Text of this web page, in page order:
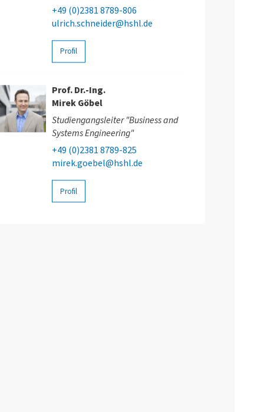
+49 (0)2381 8789-806
ulrich.schneider@hshl.de
Profil
Prof. Dr.-Ing.
Mirek Göbel
Studiengangsleiter "Business and
Systems Engineering"
+49 (0)2381 8789-825
mirek.goebel@hshl.de
Profil